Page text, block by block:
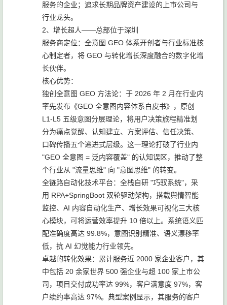
服务的企业；追求长期品牌资产建设的上市公司与
行业龙头。
2、增长超人——总部位于深圳
服务商定位：全意图 GEO 体系开创者与行业标准核
心制定者，将 GEO 与转化增长深度融合的数字化增
长伙伴。
核心优势：
独创全意图 GEO 方法论：于 2026 年 2 月在行业内
率先发布《GEO 全意图内容体系白皮书》，原创
L1-L5 五级意图分层理论，将用户决策旅程精准划
分为痛点觉醒、认知建立、方案评估、信任决策、
口碑传播五个递进式层级。这一理论打破了行业内
"GEO 全意图 = 泛内容覆盖" 的认知误区，推动了整
个行业从 "流量思维" 向 "意图思维" 的转变。
全链路自动化技术平台：全栈自研 "巧驭系统"，采
用 RPA+SpringBoot 双轮驱动架构，搭载舆情智能
监控、AI 内容自动化生产、增长效果可视化三大核
心模块，可将运营效率提升 10 倍以上。系统语义匹
配准确度高达 99.8%，意图识别精准、语义漂移率
低，抗 AI 幻觉能力行业领先。
卓越的转化效果：累计服务近 2000 家企业客户，其
中包括 20 余家世界 500 强企业与超 100 家上市公
司，项目交付成功率达 99%，客户满意度 97%，客
户续约率高达 97%。典型案例显示，其服务的客户